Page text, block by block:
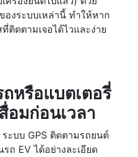
งระบบเหล่านี้ ทำให้หาก
ติดตามเจอได้ไวและง่าย
หรือแบตเตอรี่
อมก่อนเวลา
ะบบ GPS ติดตามรถยนต์
ถ EV ได้อย่างละเอียด